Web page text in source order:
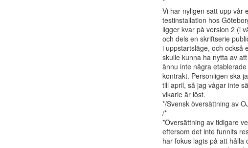
Vi har nyligen satt upp vår
testinstallation hos
ligger kvar på version 2 (i
och dels en skriftserie
i uppstartsläge, och också
skulle kunna ha nytta av
ännu inte några
kontrakt. Personligen ska
till april, så jag vågar inte
vikarie är löst.
*/Svensk översättning av
/*
*Översättning av tidigare
eftersom det inte funnits
har fokus lagts på att hålla